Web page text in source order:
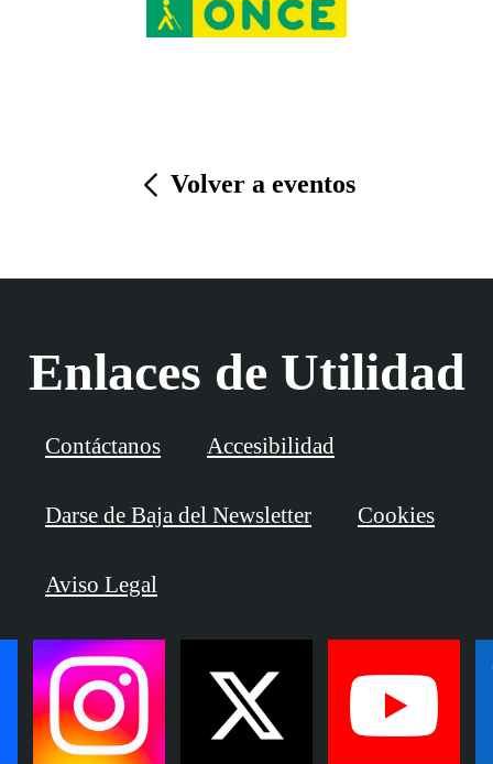
Volver a eventos
Enlaces de Utilidad
Contáctanos Accesibilidad
Darse de Baja del Newsletter Cookies
Aviso Legal